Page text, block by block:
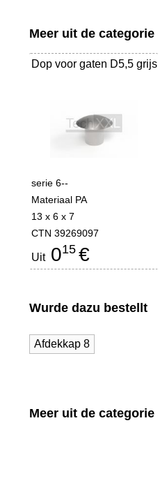
Meer uit de categorie
Dop voor gaten D5,5 grijs
serie 6--
Materiaal PA
13 x 6 x 7
CTN 39269097
Uit015 €
Wurde dazu bestellt
Afdekkap 8
Meer uit de categorie